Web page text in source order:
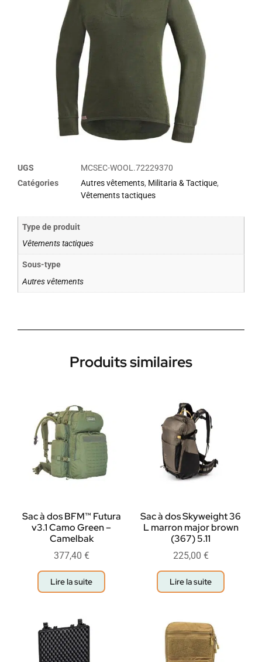
UGS
MCSEC-WOOL.72229370
Catégories
Autres vêtements, Militaria & Tactique,
Vêtements tactiques
Type de produit
Vêtements tactiques
Sous-type
Autres vêtements
Produits similaires
Sac à dos BFM™ Futura
v3.1 Camo Green –
Camelbak
377,40 €
Lire la suite
Sac à dos Skyweight 36
L marron major brown
(367) 5.11
225,00 €
Lire la suite